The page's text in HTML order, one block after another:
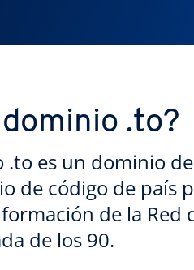
.to?
es un dominio
código de país
de la Red
de los 90.